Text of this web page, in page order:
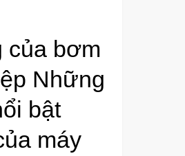
của bơm
Những
bật
máy